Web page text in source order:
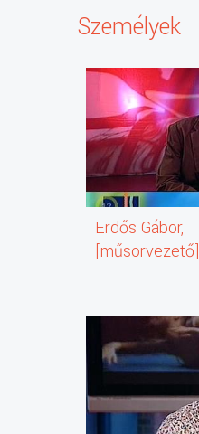
Személyek
Erdős Gábor,
[műsorvezető]